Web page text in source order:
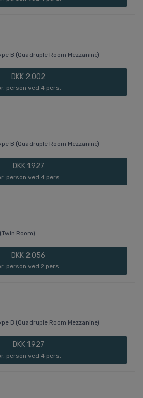
B (Quadruple Room Mezzanine)
DKK 2.002
person ved 4 pers.
B (Quadruple Room Mezzanine)
DKK 1.927
person ved 4 pers.
Room)
DKK 2.056
person ved 2 pers.
B (Quadruple Room Mezzanine)
DKK 1.927
person ved 4 pers.